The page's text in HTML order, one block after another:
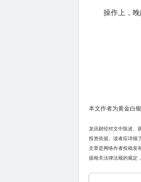
操作上，晚间
本文作者为黄金白
龙讯财经对文中陈述、
投资依据。读者应详细
文章是网络作者投稿发
据相关法律法规的规定